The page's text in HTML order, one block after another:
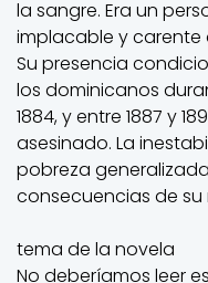
la sangre. Era un
implacable y carente
Su presencia
los dominicanos
1884, y entre 1887 y
asesinado. La
pobreza
consecuencias de
tema de la novela
No deberíamos leer